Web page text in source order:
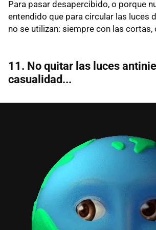
Para pasar desapercibido, o porque
entendido que para circular las luces
no se utilizan: siempre con las
11. No quitar las luces
casualidad...